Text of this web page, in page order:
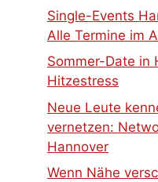
Single-Events
Alle Termine im
Sommer-Date in
Hitzestress
Neue Leute
vernetzen:
Hannover
Wenn Nähe